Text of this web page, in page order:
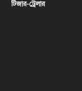
টিজার-ট্রেলার